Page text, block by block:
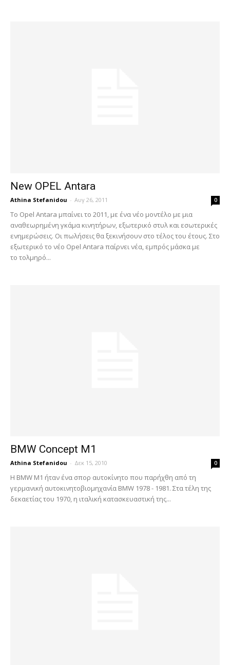
New OPEL Antara
Athina Stefanidou - Αυγ 26, 2011 0
Το Opel Antara μπαίνει το 2011, με ένα νέο μοντέλο με μια
αναθεωρημένη γκάμα κινητήρων, εξωτερικό στυλ και εσωτερικές
ενημερώσεις. Οι πωλήσεις θα ξεκινήσουν στο τέλος του έτους. Στο
εξωτερικό το νέο Opel Antara παίρνει νέα, εμπρός μάσκα με
το τολμηρό...
BMW Concept M1
Athina Stefanidou - Δεκ 15, 2010 0
Η BMW Μ1 ήταν ένα σπορ αυτοκίνητο που παρήχθη από τη
γερμανική αυτοκινητοβιομηχανία BMW 1978 - 1981. Στα τέλη της
δεκαετίας του 1970, η ιταλική κατασκευαστική της...